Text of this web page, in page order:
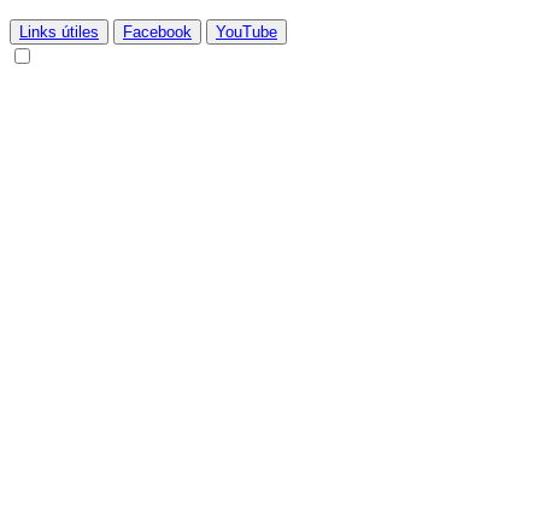
Links útiles Facebook YouTube